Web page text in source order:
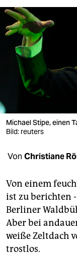
berlin
nord
wahrheit
verlag
veranstaltungen
fragen & hilfe
unterstützen
abo
genossenschaft
epaper login
Michael Stipe, einen
Bild: reuters
Von Christiane
Von einem
ist zu berichten
Berliner
Aber bei
weiße Zeltdach
trostlos.